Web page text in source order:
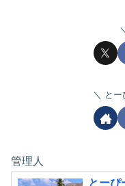
と
管理人
とーぴ